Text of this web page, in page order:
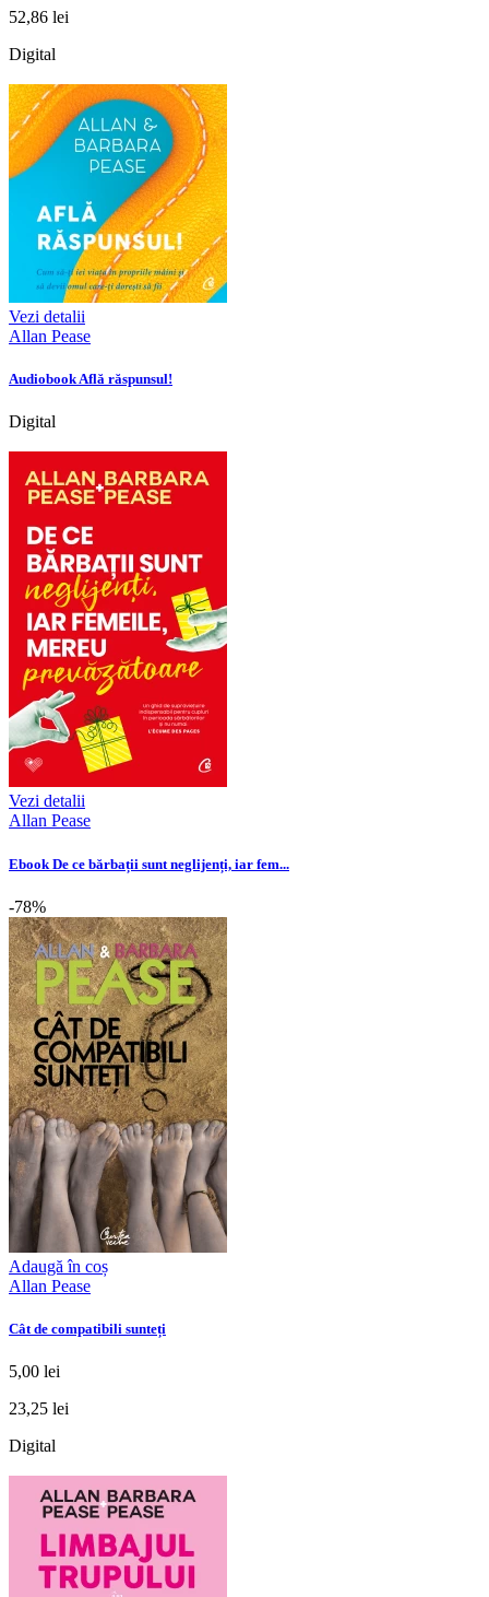
52,86 lei
Digital
Vezi detalii
Allan Pease
Audiobook Află răspunsul!
Digital
Vezi detalii
Allan Pease
Ebook De ce bărbații sunt neglijenți, iar fem...
-78%
Adaugă în coș
Allan Pease
Cât de compatibili sunteți
5,00 lei
23,25 lei
Digital